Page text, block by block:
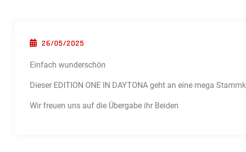
POSTED ON
26/05/2025
Einfach wunderschön
Dieser EDITION ONE IN DAYTONA geht an eine mega
Wir freuen uns auf die Übergabe ihr Beiden